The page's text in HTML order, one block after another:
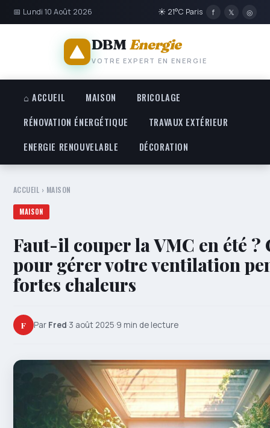
📅 Lundi 10 Août 2026 ☀ 21°C Paris f 𝕏 ◎
DBMEnergie
VOTRE EXPERT EN ENERGIE
⌂ ACCUEIL MAISON
BRICOLAGE
RÉNOVATION ÉNERGÉTIQUE
TRAVAUX EXTÉRIEUR
ENERGIE RENOUVELABLE
DÉCORATION
ACCUEIL › MAISON
MAISON
Faut-il couper la VMC en été ?
pour gérer votre ventilation
fortes chaleurs
F Par Fred·3 août 2025·9 min de lecture